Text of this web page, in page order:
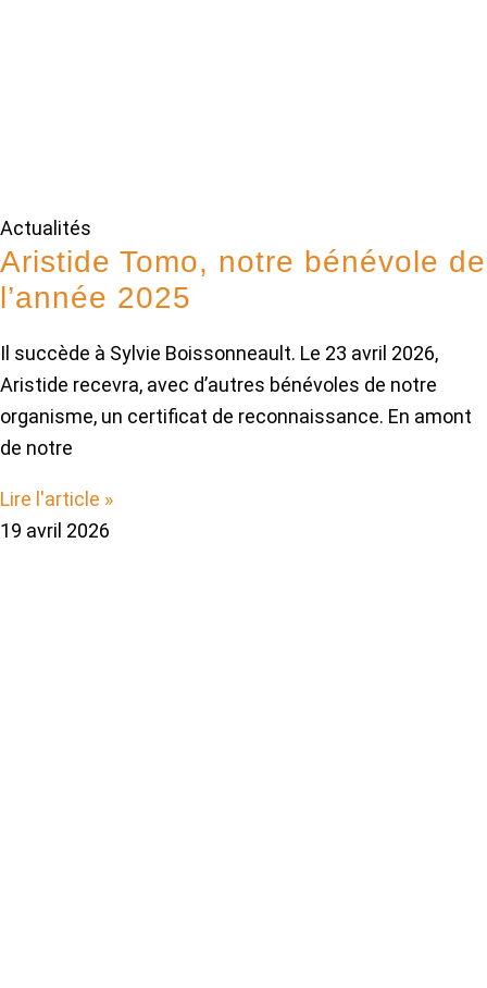
Actualités
Aristide Tomo, notre bénévole de
l’année 2025
Il succède à Sylvie Boissonneault. Le 23 avril 2026,
Aristide recevra, avec d’autres bénévoles de notre
organisme, un certificat de reconnaissance. En amont
de notre
Lire l'article »
19 avril 2026